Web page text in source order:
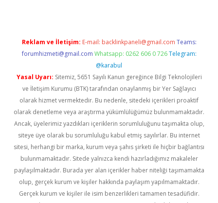
Reklam ve İletişim: E-mail: backlinkpaneli@gmail.com Teams:
forumhizmeti@gmail.com Whatsapp: 0262 606 0 726 Telegram:
@karabul
Yasal Uyarı: Sitemiz, 5651 Sayılı Kanun gereğince Bilgi Teknolojileri
ve İletişim Kurumu (BTK) tarafından onaylanmış bir Yer Sağlayıcı
olarak hizmet vermektedir. Bu nedenle, sitedeki içerikleri proaktif
olarak denetleme veya araştırma yükümlülüğümüz bulunmamaktadır.
Ancak, üyelerimiz yazdıkları içeriklerin sorumluluğunu taşımakta olup,
siteye üye olarak bu sorumluluğu kabul etmiş sayılırlar. Bu internet
sitesi, herhangi bir marka, kurum veya şahıs şirketi ile hiçbir bağlantısı
bulunmamaktadır. Sitede yalnızca kendi hazırladığımız makaleler
paylaşılmaktadır. Burada yer alan içerikler haber niteliği taşımamakta
olup, gerçek kurum ve kişiler hakkında paylaşım yapılmamaktadır.
Gerçek kurum ve kişiler ile isim benzerlikleri tamamen tesadüfidir.